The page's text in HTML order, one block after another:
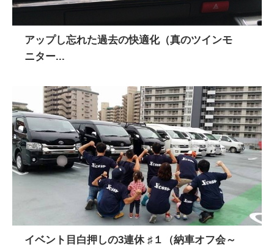
アップし忘れた過去の快適化（真のツインモ
ニター...
イベント目白押しの3連休 ♯１（納車オフ会～